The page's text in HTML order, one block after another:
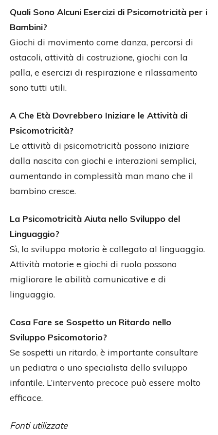
Quali Sono Alcuni Esercizi di Psicomotricità per i
Bambini?
Giochi di movimento come danza, percorsi di
ostacoli, attività di costruzione, giochi con la
palla, e esercizi di respirazione e rilassamento
sono tutti utili.
A Che Età Dovrebbero Iniziare le Attività di
Psicomotricità?
Le attività di psicomotricità possono iniziare
dalla nascita con giochi e interazioni semplici,
aumentando in complessità man mano che il
bambino cresce.
La Psicomotricità Aiuta nello Sviluppo del
Linguaggio?
Sì, lo sviluppo motorio è collegato al linguaggio.
Attività motorie e giochi di ruolo possono
migliorare le abilità comunicative e di
linguaggio.
Cosa Fare se Sospetto un Ritardo nello
Sviluppo Psicomotorio?
Se sospetti un ritardo, è importante consultare
un pediatra o uno specialista dello sviluppo
infantile. L’intervento precoce può essere molto
efficace.
Fonti utilizzate